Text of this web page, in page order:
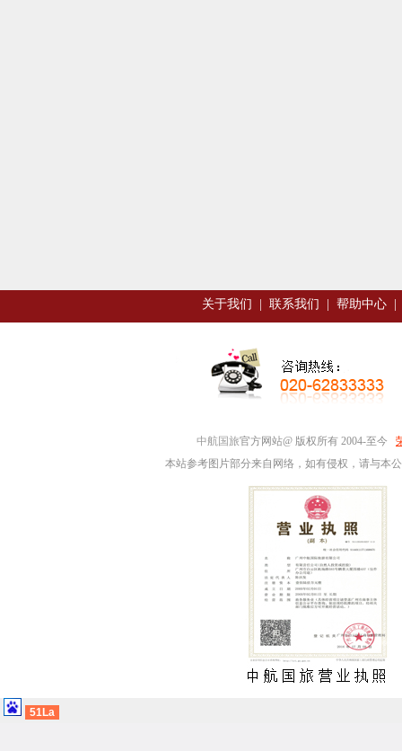
关于我们 联系我们 帮助中心
中航国旅官方网站@ 版权所有 2004-至今
本站参考图片部分来自网络，如有侵权，请与本
51La